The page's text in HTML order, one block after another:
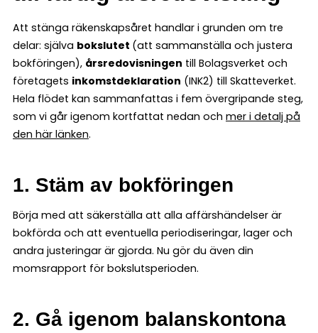
Att stänga räkenskapsåret handlar i grunden om tre
delar: själva bokslutet (att sammanställa och justera
bokföringen), årsredovisningen till Bolagsverket och
företagets inkomstdeklaration (INK2) till Skatteverket.
Hela flödet kan sammanfattas i fem övergripande steg,
som vi går igenom kortfattat nedan och mer i detalj på
den här länken.
1. Stäm av bokföringen
Börja med att säkerställa att alla affärshändelser är
bokförda och att eventuella periodiseringar, lager och
andra justeringar är gjorda. Nu gör du även din
momsrapport för bokslutsperioden.
2. Gå igenom balanskontona